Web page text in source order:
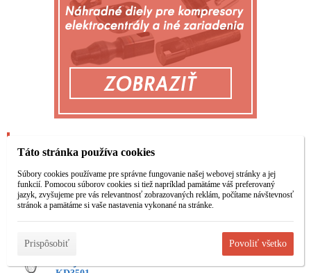
Ručný navijak 3T
6M KD3502
Ručný navijak s
račňou 3m 3t
Táto stránka používa cookies
Súbory cookies používame pre správne fungovanie našej webovej stránky a jej
funkcií. Pomocou súborov cookies si tiež napríklad pamätáme váš preferovaný
jazyk, zvyšujeme pre vás relevantnosť zobrazovaných reklám, počítame návštevnosť
stránok a pamätáme si vaše nastavenia vykonané na stránke.
Prispôsobiť Povoliť všetko